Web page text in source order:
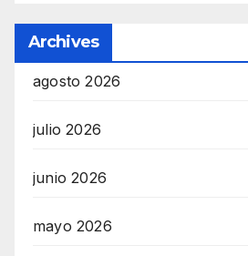
Archives
agosto 2026
julio 2026
junio 2026
mayo 2026